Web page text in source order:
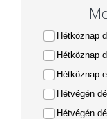
Hétköznap
Hétköznap
Hétköznap
Hétvégén
Hétvégén